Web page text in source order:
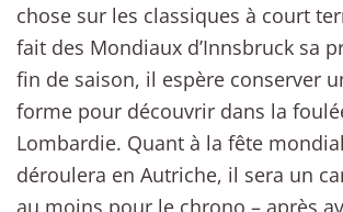
chose sur les classiques à court
fait des Mondiaux d’Innsbruck sa
fin de saison, il espère conserver
forme pour découvrir dans la
Lombardie. Quant à la fête
déroulera en Autriche, il sera un
au moins pour le chrono – après